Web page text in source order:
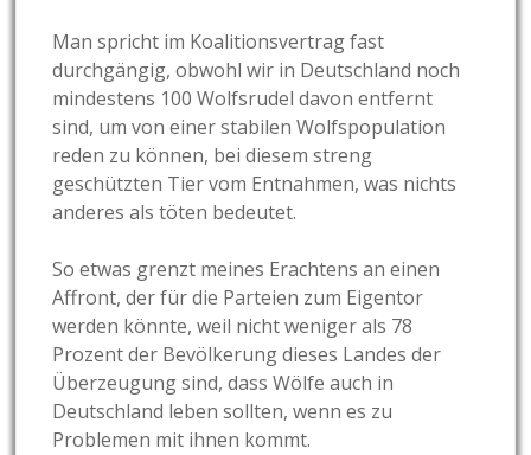
Man spricht im Koalitionsvertrag fast
durchgängig, obwohl wir in Deutschland noch
mindestens 100 Wolfsrudel davon entfernt
sind, um von einer stabilen Wolfspopulation
reden zu können, bei diesem streng
geschützten Tier vom Entnahmen, was nichts
anderes als töten bedeutet.
So etwas grenzt meines Erachtens an einen
Affront, der für die Parteien zum Eigentor
werden könnte, weil nicht weniger als 78
Prozent der Bevölkerung dieses Landes der
Überzeugung sind, dass Wölfe auch in
Deutschland leben sollten, wenn es zu
Problemen mit ihnen kommt.